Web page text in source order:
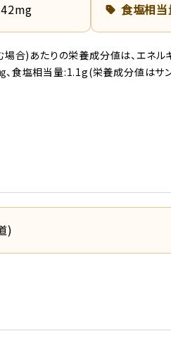
食塩相当
)あたりの栄養成分値は、エネル
、食塩相当量:1.1g(栄養成分値はサ
)